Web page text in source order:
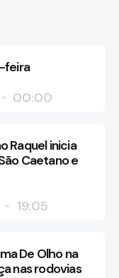
feira
00:00
Raquel inicia
Caetano e
19:05
De Olho na
nas rodovias